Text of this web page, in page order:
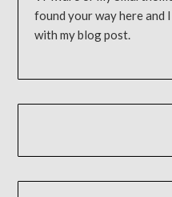
found your way here and
with my blog post.